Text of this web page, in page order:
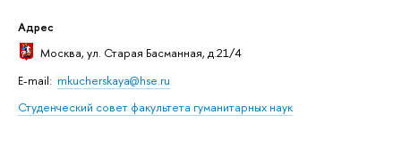
Адрес
Москва, ул. Старая Басманная, д.21/4
E-mail: mkucherskaya@hse.ru
Студенческий совет факультета гуманитарных наук